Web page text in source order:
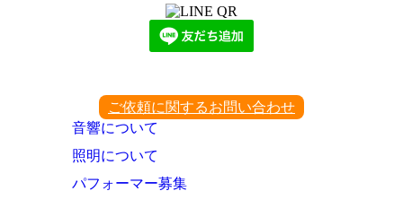
ご依頼に関するお問い合わせ
音響について
照明について
パフォーマー募集